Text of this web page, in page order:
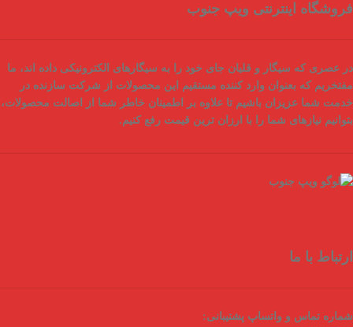
فروشگاه اینترنتی ویپ جنوب
در عصری که سیگار و قلیان جای خود را به سیگارهای الکترونیکی داده اند، ما
مفتخریم که بعنوان وارد کننده مستقیم این محصولات از شرکت سازنده در
خدمت شما عزیزان باشیم تا علاوه بر اطمینان خاطر شما از
اصالت محصولات،
بتوانیم نیازهای شما را با ارزان ترین قیمت رفع کنیم.
ارتباط با ما
شماره تماس و واتساپ پشتیبانی: